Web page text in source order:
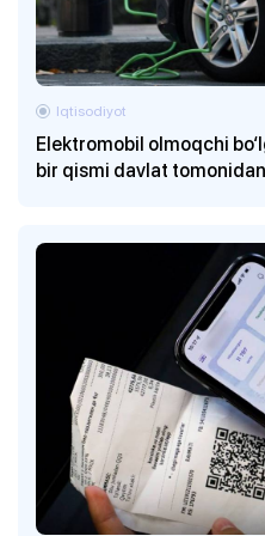
Elektromobil olmoqchi
bir qismi davlat
Iqtisodiyot